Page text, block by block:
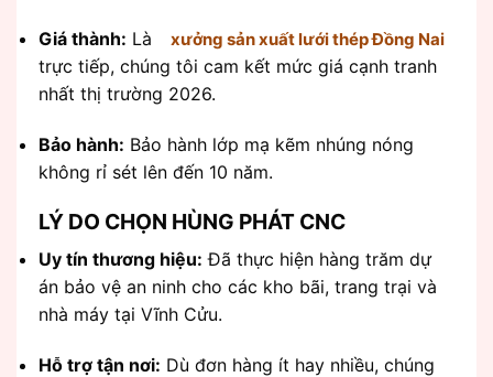
Giá thành: Là xưởng sản xuất lưới thép Đồng Nai
trực tiếp, chúng tôi cam kết mức giá cạnh tranh
nhất thị trường 2026.
Bảo hành: Bảo hành lớp mạ kẽm nhúng nóng
không rỉ sét lên đến 10 năm.
LÝ DO CHỌN HÙNG PHÁT CNC
Uy tín thương hiệu: Đã thực hiện hàng trăm dự
án bảo vệ an ninh cho các kho bãi, trang trại và
nhà máy tại Vĩnh Cửu.
Hỗ trợ tận nơi: Dù đơn hàng ít hay nhiều, chúng